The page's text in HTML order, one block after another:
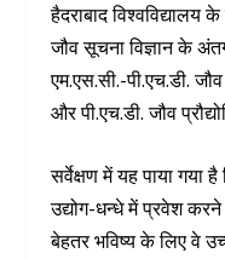
हैदराबाद विश्वविद्यालय
जौव सूचना विज्ञान के
एम.एस.सी.-पी.एच.डी.
और पी.एच.डी. जौव
सर्वेक्षण में यह पाया गया
उद्योग-धन्धे में प्रवेश
बेहतर भविष्य के लिए वे